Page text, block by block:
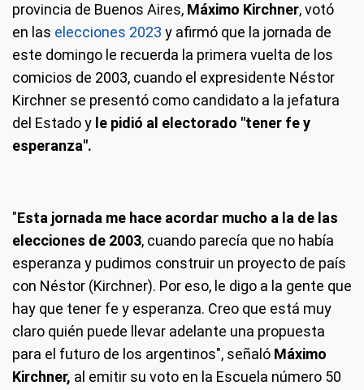
provincia de Buenos Aires, Máximo Kirchner, votó
en las elecciones 2023 y afirmó que la jornada de
este domingo le recuerda la primera vuelta de los
comicios de 2003, cuando el expresidente Néstor
Kirchner se presentó como candidato a la jefatura
del Estado y le pidió al electorado "tener fe y
esperanza".
"Esta jornada me hace acordar mucho a la de las
elecciones de 2003, cuando parecía que no había
esperanza y pudimos construir un proyecto de país
con Néstor (Kirchner). Por eso, le digo a la gente que
hay que tener fe y esperanza. Creo que está muy
claro quién puede llevar adelante una propuesta
para el futuro de los argentinos", señaló Máximo
Kirchner, al emitir su voto en la Escuela número 50